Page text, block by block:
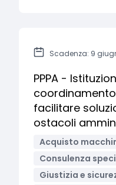
Scadenza: 9
PPPA -
facilitare
ostacoli
Acquisto
Consulenza
Giustizia e